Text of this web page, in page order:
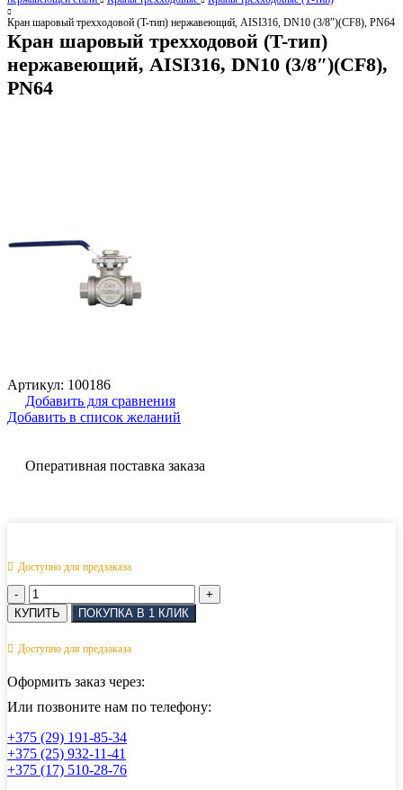
Кран шаровый трехходовой (T-тип) нержавеющий, AISI316, DN10 (3/8″)(CF8), PN64
Кран шаровый трехходовой (T-тип)
нержавеющий, AISI316, DN10 (3/8″)(CF8),
PN64
Артикул: 100186
Добавить для сравнения
Добавить в список желаний
Оперативная поставка заказа
Доступно для предзаказа
Количество
товара
Кран
трехходовой
тип)
нержавеющий,
DN10
(3/8")
(CF8),
КУПИТЬ ПОКУПКА В 1 КЛИК
Доступно для предзаказа
Оформить заказ через:
Или позвоните нам по телефону:
+375 (29) 191-85-34
+375 (25) 932-11-41
+375 (17) 510-28-76